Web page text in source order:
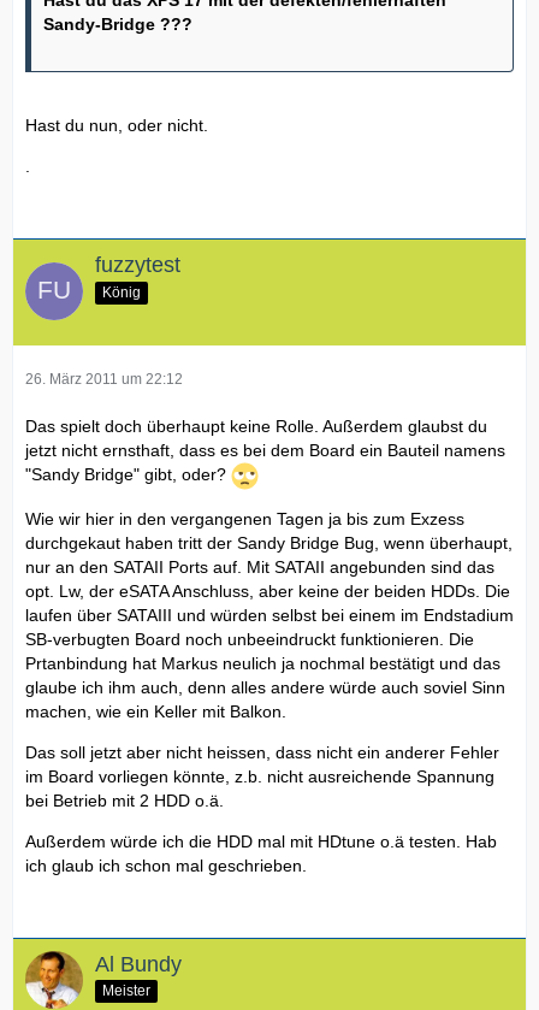
Sandy-Bridge ???
Hast du nun, oder nicht.
fuzzytest
König
26. März 2011 um 22:12
Das spielt doch überhaupt keine Rolle. Außerdem glaubst du
jetzt nicht ernsthaft, dass es bei dem Board ein Bauteil namens
"Sandy Bridge" gibt, oder?
Wie wir hier in den vergangenen Tagen ja bis zum Exzess
durchgekaut haben tritt der Sandy Bridge Bug, wenn überhaupt,
nur an den SATAII Ports auf. Mit SATAII angebunden sind das
opt. Lw, der eSATA Anschluss, aber keine der beiden HDDs. Die
laufen über SATAIII und würden selbst bei einem im Endstadium
SB-verbugten Board noch unbeeindruckt funktionieren. Die
Prtanbindung hat Markus neulich ja nochmal bestätigt und das
glaube ich ihm auch, denn alles andere würde auch soviel Sinn
machen, wie ein Keller mit Balkon.
Das soll jetzt aber nicht heissen, dass nicht ein anderer Fehler
im Board vorliegen könnte, z.b. nicht ausreichende Spannung
bei Betrieb mit 2 HDD o.ä.
Außerdem würde ich die HDD mal mit HDtune o.ä testen. Hab
ich glaub ich schon mal geschrieben.
Al Bundy
Meister